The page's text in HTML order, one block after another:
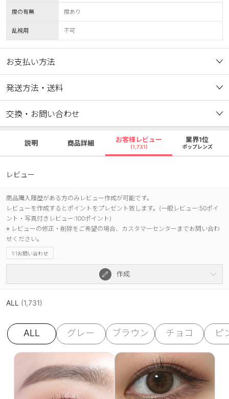
度の有無 度あり
乱視用 不可
お支払い方法
発送方法・送料
交換・お問い合わせ
説明 商品詳細 お客様レビュー
(1,731)
業界1位
ポップレンズ
レビュー
商品購入履歴がある方のみレビュー作成が可能です。
レビューを作成するとポイントをプレゼント致します。(一般レビュー:50ポイ
ント・写真付きレビュー:100ポイント)
※ レビューの修正・削除をご希望の場合、カスタマーセンターまでお問い合わ
せください。
1:1お問い合わせ
作成
ALL (1,731)
ALL グレー ブラウン チョコ ピ